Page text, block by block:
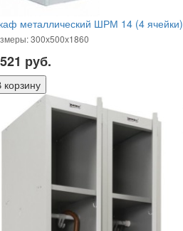
металлический ШРМ 14 (4 ячейки)
300х500х1860
руб.